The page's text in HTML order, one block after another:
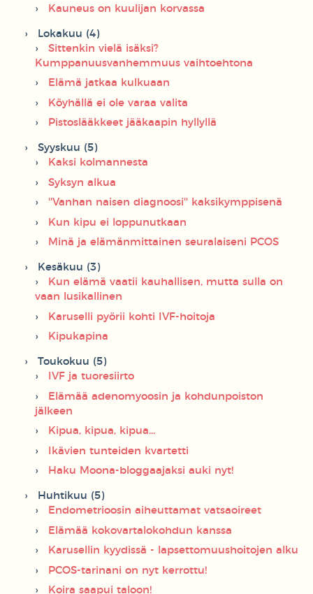
Kauneus on kuulijan korvassa
Lokakuu (4)
Sittenkin vielä isäksi?
Kumppanuusvanhemmuus vaihtoehtona
Elämä jatkaa kulkuaan
Köyhällä ei ole varaa valita
Pistoslääkkeet jääkaapin hyllyllä
Syyskuu (5)
Kaksi kolmannesta
Syksyn alkua
''Vanhan naisen diagnoosi'' kaksikymppisenä
Kun kipu ei loppunutkaan
Minä ja elämänmittainen seuralaiseni PCOS
Kesäkuu (3)
Kun elämä vaatii kauhallisen, mutta sulla on
vaan lusikallinen
Karuselli pyörii kohti IVF-hoitoja
Kipukapina
Toukokuu (5)
IVF ja tuoresiirto
Elämää adenomyoosin ja kohdunpoiston
jälkeen
Kipua, kipua, kipua...
Ikävien tunteiden kvartetti
Haku Moona-bloggaajaksi auki nyt!
Huhtikuu (5)
Endometrioosin aiheuttamat vatsaoireet
Elämää kokovartalokohdun kanssa
Karusellin kyydissä - lapsettomuushoitojen alku
PCOS-tarinani on nyt kerrottu!
Koira saapui taloon!